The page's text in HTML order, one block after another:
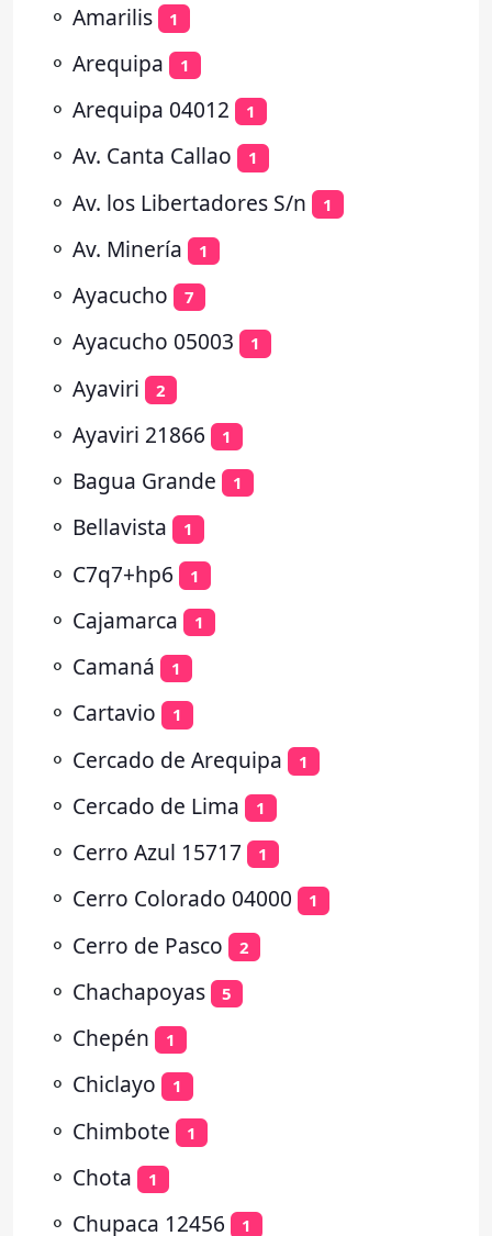
⚬ Amarilis 1
⚬ Arequipa 1
⚬ Arequipa 04012 1
⚬ Av. Canta Callao 1
⚬ Av. los Libertadores S/n 1
⚬ Av. Minería 1
⚬ Ayacucho 7
⚬ Ayacucho 05003 1
⚬ Ayaviri 2
⚬ Ayaviri 21866 1
⚬ Bagua Grande 1
⚬ Bellavista 1
⚬ C7q7+hp6 1
⚬ Cajamarca 1
⚬ Camaná 1
⚬ Cartavio 1
⚬ Cercado de Arequipa 1
⚬ Cercado de Lima 1
⚬ Cerro Azul 15717 1
⚬ Cerro Colorado 04000 1
⚬ Cerro de Pasco 2
⚬ Chachapoyas 5
⚬ Chepén 1
⚬ Chiclayo 1
⚬ Chimbote 1
⚬ Chota 1
⚬ Chupaca 12456 1